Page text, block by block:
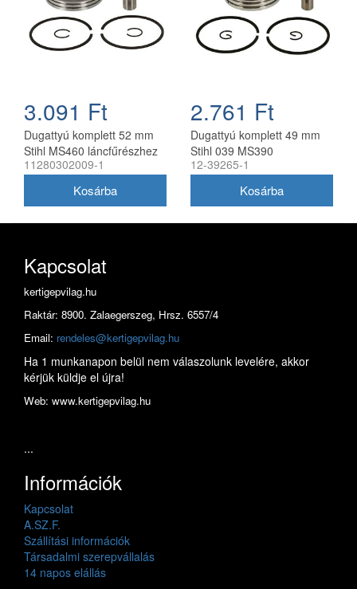
3.091 Ft
Dugattyú komplett 52 mm
Stihl MS460 láncfűrészhez
utángyártott
11280302009-1
2.761 Ft
Dugattyú komplett 49 mm
Stihl 039 MS390
láncfűrészhez utángyártott
12-39265-1
Kapcsolat
kertigepvilag.hu
Raktár: 8900. Zalaegerszeg, Hrsz. 6557/4
Email: rendeles@kertigepvilag.hu
Ha 1 munkanapon belül nem válaszolunk levelére, akkor
kérjük küldje el újra!
Web: www.kertigepvilag.hu
...
Információk
Kapcsolat
A.SZ.F.
Szállítási információk
Társadalmi szerepvállalás
14 napos elállás